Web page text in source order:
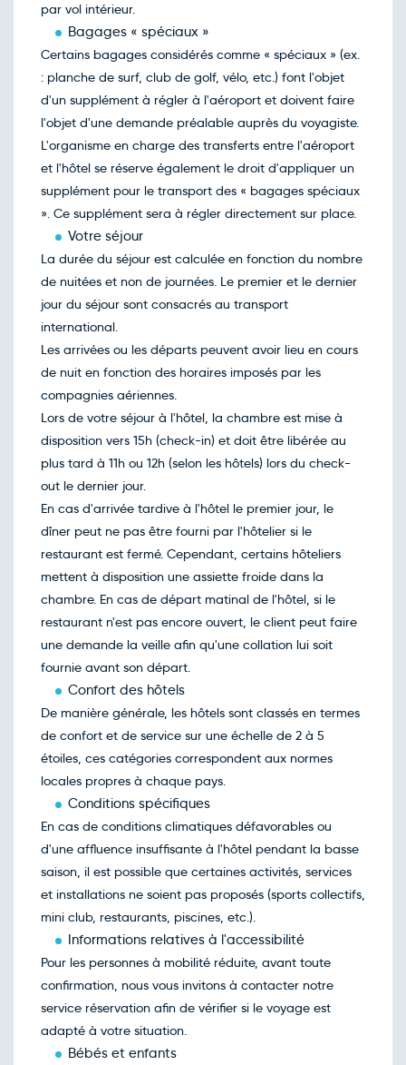
04
avril
872€
Lun.
05
avril
800€/pers
Mar.
06
avril
785€/pers
Mer.
07
avril
762€/pers
08
avril
792€/pers
09
avril
785€
Sam.
10
avril
748€/pers
Dim.
11
avril
816€
Lun.
12
avril
800€/pers
Mar.
13
avril
785€/pers
Mer.
14
avril
796€/pers
Jeu.
15
avril
791€/pers
Ven.
16
avril
785€/pers
Sam.
17
avril
758€/pers
18
avril
795€/pers
19
avril
800€/pers
Mar.
20
avril
809€/pers
Mer.
21
avril
758€/pers
Jeu.
22
avril
792€/pers
Ven.
23
avril
785€/pers
Sam.
24
avril
762€/pers
Dim.
25
avril
611€/pers
26
avril
800€/pers
27
785€/pers
par vol intérieur.
Bagages « spéciaux »
Certains bagages considérés comme « spéciaux » (ex.
: planche de surf, club de golf, vélo, etc.) font l'objet
d'un supplément à régler à l'aéroport et doivent faire
l'objet d'une demande préalable auprès du voyagiste.
L'organisme en charge des transferts entre l'aéroport
et l'hôtel se réserve également le droit d'appliquer un
supplément pour le transport des « bagages spéciaux
». Ce supplément sera à régler directement sur place.
Votre séjour
La durée du séjour est calculée en fonction du nombre
de nuitées et non de journées. Le premier et le dernier
jour du séjour sont consacrés au transport
international.
Les arrivées ou les départs peuvent avoir lieu en cours
de nuit en fonction des horaires imposés par les
compagnies aériennes.
Lors de votre séjour à l'hôtel, la chambre est mise à
disposition vers 15h (check-in) et doit être libérée au
plus tard à 11h ou 12h (selon les hôtels) lors du check-
out le dernier jour.
En cas d'arrivée tardive à l'hôtel le premier jour, le
dîner peut ne pas être fourni par l'hôtelier si le
restaurant est fermé. Cependant, certains hôteliers
mettent à disposition une assiette froide dans la
chambre. En cas de départ matinal de l'hôtel, si le
restaurant n'est pas encore ouvert, le client peut faire
une demande la veille afin qu'une collation lui soit
fournie avant son départ.
Confort des hôtels
De manière générale, les hôtels sont classés en termes
de confort et de service sur une échelle de 2 à 5
étoiles, ces catégories correspondent aux normes
locales propres à chaque pays.
Conditions spécifiques
En cas de conditions climatiques défavorables ou
d'une affluence insuffisante à l'hôtel pendant la basse
saison, il est possible que certaines activités, services
et installations ne soient pas proposés (sports collectifs,
mini club, restaurants, piscines, etc.).
Informations relatives à l'accessibilité
Pour les personnes à mobilité réduite, avant toute
confirmation, nous vous invitons à contacter notre
service réservation afin de vérifier si le voyage est
adapté à votre situation.
Bébés et enfants